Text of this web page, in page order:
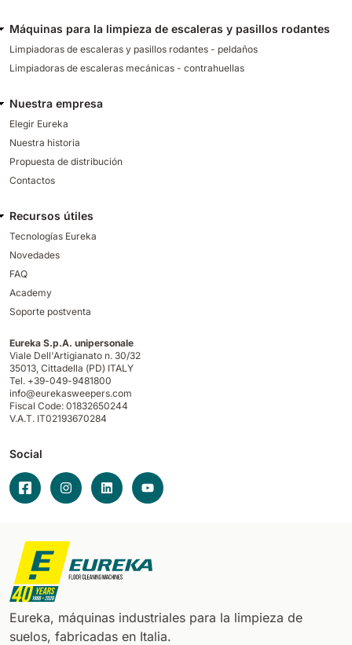
Máquinas para la limpieza de escaleras y pasillos rodantes
Limpiadoras de escaleras y pasillos rodantes - peldaños
Limpiadoras de escaleras mecánicas - contrahuellas
Nuestra empresa
Elegir Eureka
Nuestra historia
Propuesta de distribución
Contactos
Recursos útiles
Tecnologías Eureka
Novedades
FAQ
Academy
Soporte postventa
Eureka S.p.A. unipersonale
Viale Dell'Artigianato n. 30/32
35013, Cittadella (PD) ITALY
Tel. +39-049-9481800
info@eurekasweepers.com
Fiscal Code: 01832650244
V.A.T. IT02193670284
Social
Eureka, máquinas industriales para la limpieza de
suelos, fabricadas en Italia.